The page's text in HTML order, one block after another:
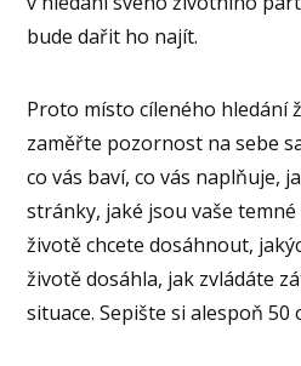
bude dařit ho najít.
Proto místo cíleného hledání
zaměřte pozornost na sebe
co vás baví, co vás naplňuje,
stránky, jaké jsou vaše
životě chcete dosáhnout,
životě dosáhla, jak zvládáte
situace. Sepište si alespoň 50